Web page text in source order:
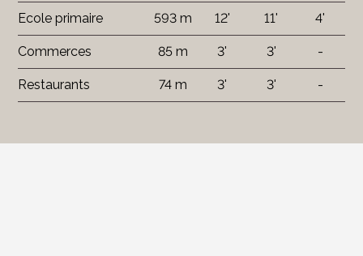
Ecole primaire 593 m 12' 11' 4'
Commerces 85 m 3' 3' -
Restaurants 74 m 3' 3' -